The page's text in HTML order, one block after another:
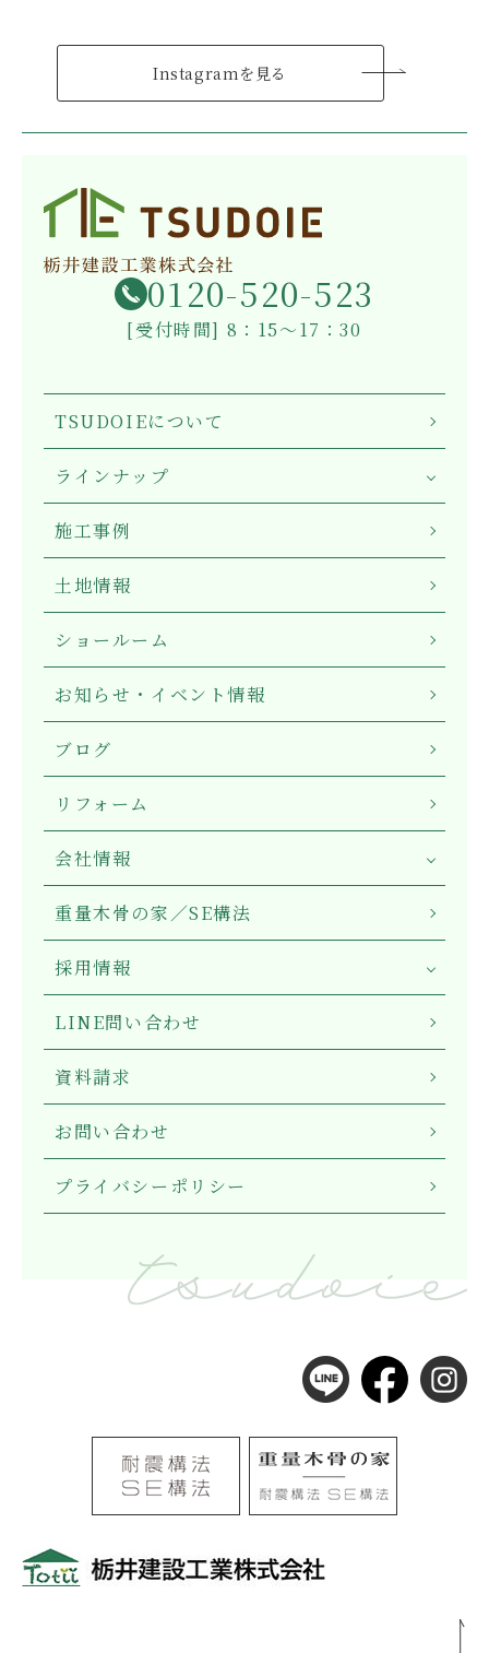
Instagramを見る
0120-520-523
[受付時間] 8：15～17：30
TSUDOIEについて
ラインナップ
施工事例
土地情報
ショールーム
お知らせ・イベント情報
ブログ
リフォーム
会社情報
重量木骨の家／SE構法
採用情報
LINE問い合わせ
資料請求
お問い合わせ
プライバシーポリシー